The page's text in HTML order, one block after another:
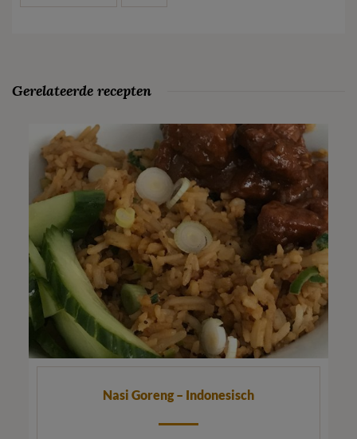
Gerelateerde recepten
Nasi Goreng – Indonesisch